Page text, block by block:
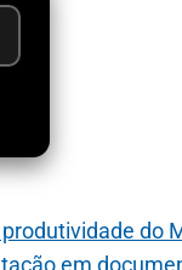
do
em